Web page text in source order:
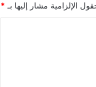
الإلزامية مشار إليها بـ *